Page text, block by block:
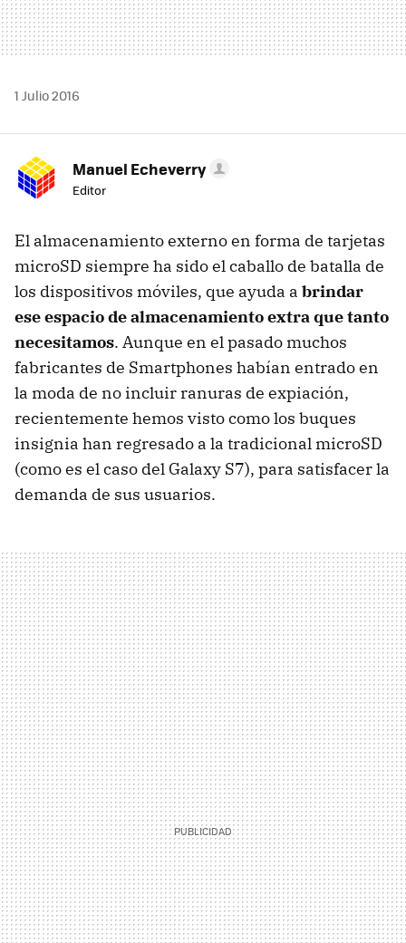
1 Julio 2016
Manuel Echeverry
Editor
El almacenamiento externo en forma de tarjetas
microSD siempre ha sido el caballo de batalla de
los dispositivos móviles, que ayuda a brindar
ese espacio de almacenamiento extra que tanto
necesitamos. Aunque en el pasado muchos
fabricantes de Smartphones habían entrado en
la moda de no incluir ranuras de expiación,
recientemente hemos visto como los buques
insignia han regresado a la tradicional microSD
(como es el caso del Galaxy S7), para satisfacer la
demanda de sus usuarios.